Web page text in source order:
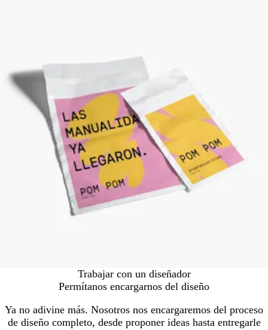
Trabajar con un diseñador
Permítanos encargarnos del diseño
Ya no adivine más. Nosotros nos encargaremos del proceso
de diseño completo, desde proponer ideas hasta entregarle